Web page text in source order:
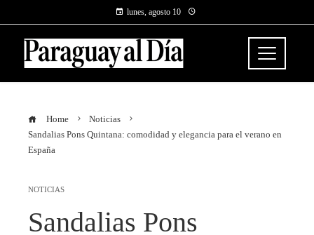
lunes, agosto 10
Home
Noticias
Sandalias Pons Quintana: comodidad y elegancia para el verano en
España
NOTICIAS
Sandalias Pons